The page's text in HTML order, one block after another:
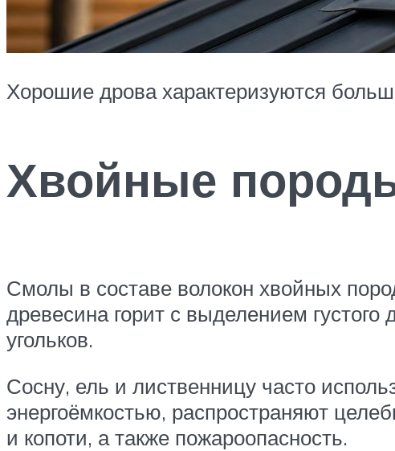
Хорошие дрова характеризуются
Хвойные
Смолы в составе волокон хвойных
древесина горит с выделением
угольков.
Сосну, ель и лиственницу часто
энергоёмкостью, распространяют
и копоти, а также пожароопасность.